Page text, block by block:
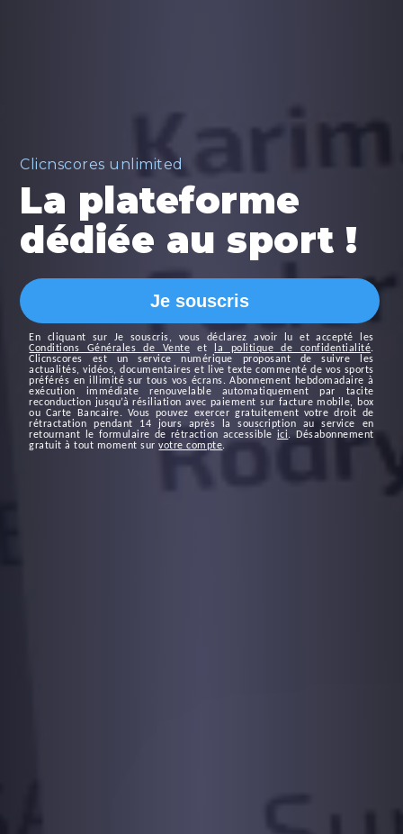
Clicnscores unlimited
La plateforme
dédiée au sport !
Je souscris
En cliquant sur Je souscris, vous déclarez avoir lu et accepté les
Conditions Générales de Vente et la politique de confidentialité.
Clicnscores est un service numérique proposant de suivre les
actualités, vidéos, documentaires et live texte commenté de vos sports
préférés en illimité sur tous vos écrans. Abonnement hebdomadaire à
exécution immédiate renouvelable automatiquement par tacite
reconduction jusqu’à résiliation avec paiement sur facture mobile, box
ou Carte Bancaire. Vous pouvez exercer gratuitement votre droit de
rétractation pendant 14 jours après la souscription au service en
retournant le formulaire de rétraction accessible ici. Désabonnement
gratuit à tout moment survotre compte.